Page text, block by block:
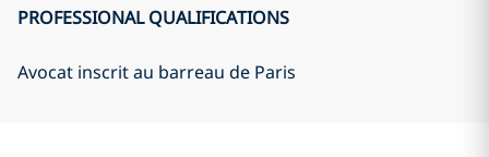
PROFESSIONAL QUALIFICATIONS
Avocat inscrit au barreau de Paris